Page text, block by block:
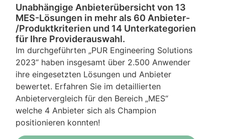
Unabhängige Anbieterübersicht von 13
MES-Lösungen in mehr als 60 Anbieter-
/Produktkriterien und 14 Unterkategorien
für Ihre Providerauswahl.
Im durchgeführten „PUR Engineering Solutions
2023“ haben insgesamt über 2.500 Anwender
ihre eingesetzten Lösungen und Anbieter
bewertet. Erfahren Sie im detaillierten
Anbietervergleich für den Bereich „MES“
welche 4 Anbieter sich als Champion
positionieren konnten!